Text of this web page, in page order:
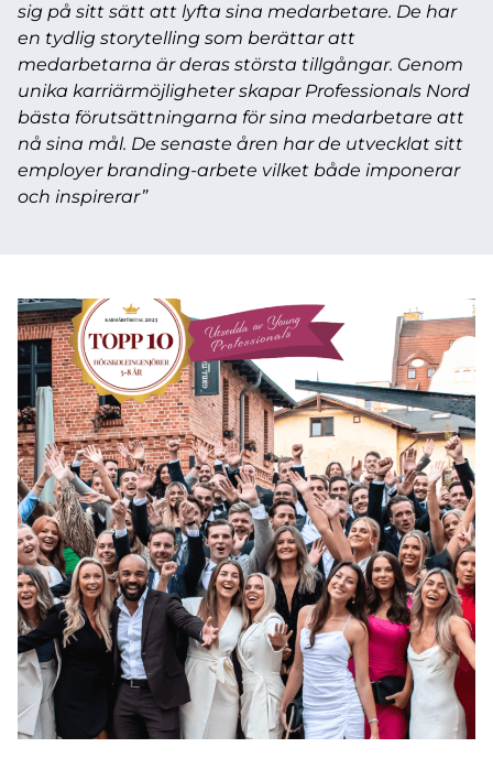
sig på sitt sätt att lyfta sina medarbetare. De har
en tydlig storytelling som berättar att
medarbetarna är deras största tillgångar. Genom
unika karriärmöjligheter skapar Professionals Nord
bästa förutsättningarna för sina medarbetare att
nå sina mål. De senaste åren har de utvecklat sitt
employer branding-arbete vilket både imponerar
och inspirerar”